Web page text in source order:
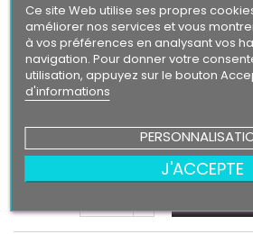
Texte/ Logo
Noir
Blanc RougeBleu Gris Jaune
Bleu
Intense
OrangeViolet
24,90 €
Ce site Web utilise ses propres
améliorer nos services et vous
à vos préférences en analysant vos
navigation. Pour donner votre
utilisation, appuyez sur le bouton
d'informations
J'ACCEPTE